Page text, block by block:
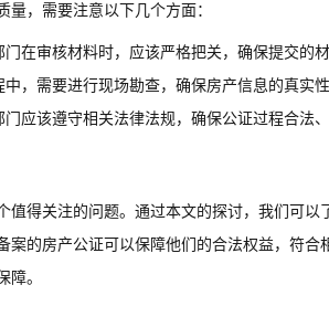
，需要注意以下几个方面：
在审核材料时，应该严格把关，确保提交的材
，需要进行现场勘查，确保房产信息的真实性
应该遵守相关法律法规，确保公证过程合法、
值得关注的问题。通过本文的探讨，我们可
案的房产公证可以保障他们的合法权益，符
。